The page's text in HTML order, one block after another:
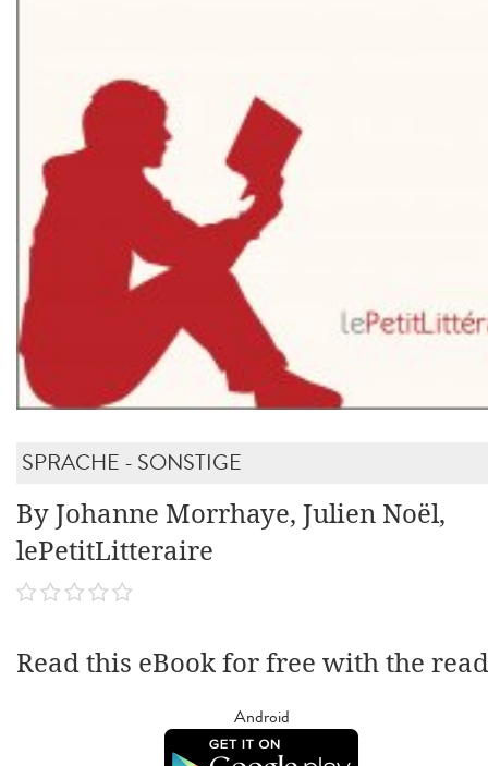
SPRACHE - SONSTIGE
By Johanne Morrhaye, Julien Noël,
lePetitLitteraire
Read this eBook for free with the
Android